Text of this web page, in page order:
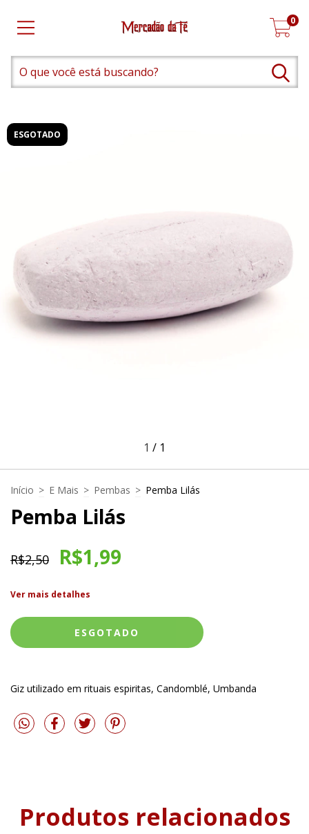
0
ESGOTADO
1 / 1
Início > E Mais > Pembas > Pemba Lilás
Pemba Lilás
R$2,50 R$1,99
Ver mais detalhes
Giz utilizado em rituais espiritas, Candomblé, Umbanda
Produtos relacionados